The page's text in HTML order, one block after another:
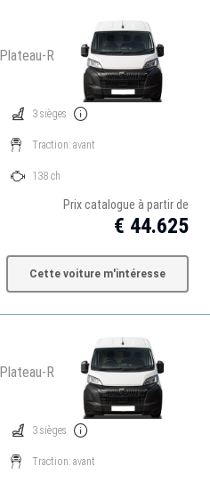
R
3 sièges
Traction: avant
138 ch
Prix catalogue à partir de
€ 44.625
Cette voiture m'intéresse
R
3 sièges
Traction: avant